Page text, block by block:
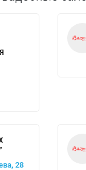
28